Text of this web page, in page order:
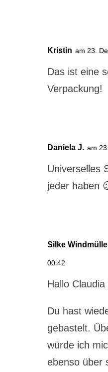
Kristin am 23.
Das ist eine
Verpackung!
Daniela J. am
Universelles
jeder haben
Silke
00:42
Hallo Claudia
Du hast
gebastelt.
würde ich
ebenso über